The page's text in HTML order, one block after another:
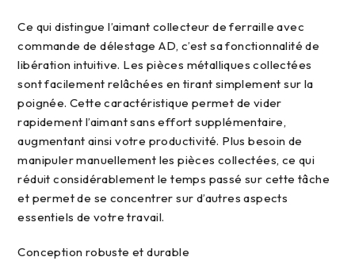
Ce qui distingue l’aimant collecteur de ferraille avec
commande de délestage AD, c’est sa fonctionnalité de
libération intuitive. Les pièces métalliques collectées
sont facilement relâchées en tirant simplement sur la
poignée. Cette caractéristique permet de vider
rapidement l’aimant sans effort supplémentaire,
augmentant ainsi votre productivité. Plus besoin de
manipuler manuellement les pièces collectées, ce qui
réduit considérablement le temps passé sur cette tâche
et permet de se concentrer sur d’autres aspects
essentiels de votre travail.
conception robuste et durable